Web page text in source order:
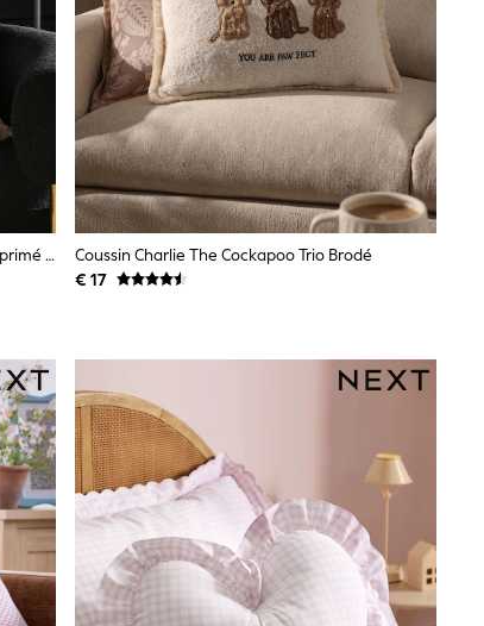
Coussin 50 X 50cm En Fausse Fourrure Imprimé Léopard Des Neiges
Coussin Charlie The Cockapoo Trio Brodé
€ 17